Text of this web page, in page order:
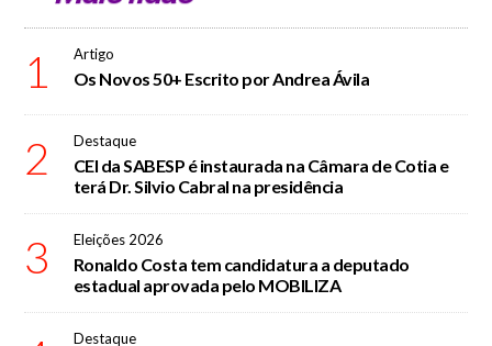
1 Artigo
Os Novos 50+ Escrito por Andrea Ávila
2 Destaque
CEI da SABESP é instaurada na Câmara de Cotia e
terá Dr. Silvio Cabral na presidência
3 Eleições 2026
Ronaldo Costa tem candidatura a deputado
estadual aprovada pelo MOBILIZA
Destaque